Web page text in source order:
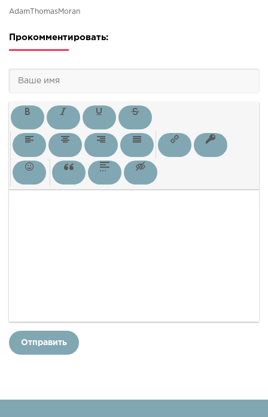
AdamThomasMoran
Прокомментировать:
Отправить